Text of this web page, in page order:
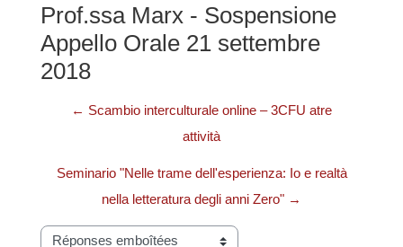
Prof.ssa Marx - Sospensione
Appello Orale 21 settembre
2018
← Scambio interculturale online – 3CFU atre
attività
Seminario "Nelle trame dell'esperienza: Io e realtà
nella letteratura degli anni Zero" →
Type d’affichage